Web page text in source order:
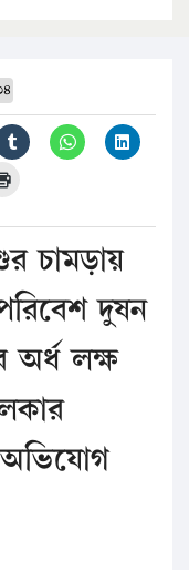
চামড়ায়
দুষন
অর্ধ লক্ষ
অভিযোগ